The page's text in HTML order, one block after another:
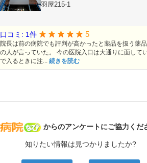
病院なび
からのアンケートにご協力くだ
知りたい情報は見つかりましたか?
大分県大分市羽屋215-1
口コミ: 1件 5
院長は前の病院でも評判が高かったと薬品を扱う薬
の人が言っていた。 今の医院入口は大通りに面して
で入るときに注... 続きを読む